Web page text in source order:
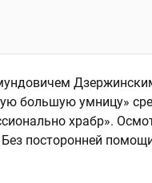
большую умницу»
храбр».
посторонней